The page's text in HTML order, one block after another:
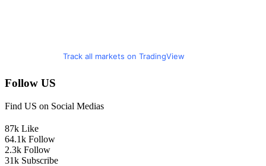
Track all markets on TradingView
Follow US
Find US on Social Medias
87k Like
64.1k Follow
2.3k Follow
31k Subscribe